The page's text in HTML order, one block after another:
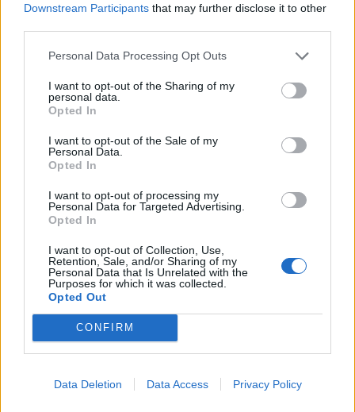
Downstream Participants that may further disclose it to other
Personal Data Processing Opt Outs
I want to opt-out of the Sharing of my
personal data.
Opted In
I want to opt-out of the Sale of my
Personal Data.
Opted In
I want to opt-out of processing my
Personal Data for Targeted Advertising.
Opted In
I want to opt-out of Collection, Use,
Retention, Sale, and/or Sharing of my
Personal Data that Is Unrelated with the
Purposes for which it was collected.
Opted Out
CONFIRM
Data Deletion Data Access Privacy Policy
Hozzászólási szabályzat
Nyomtatott lapjaink archívuma
Székely Hírmondó archívuma
Sütibeállítások
Médiatér
Liget
Krónika
Bihari Napló
Erdélyi Napló
Főtér
Rádió GaGa